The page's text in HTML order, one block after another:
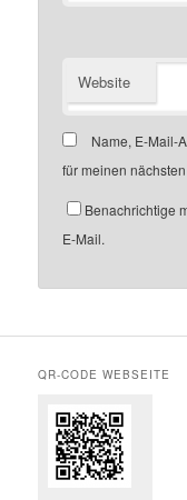
Website
Name, E-Mail-
für meinen
Benachrichtige
E-Mail.
QR-CODE WEBSEITE